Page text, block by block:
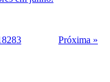
8283 Próxima »